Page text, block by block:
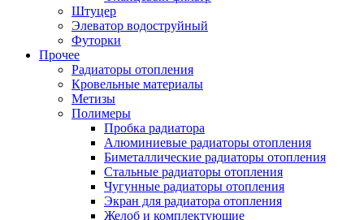
Штуцер
Элеватор водоструйный
Футорки
Прочее
Радиаторы отопления
Кровельные материалы
Метизы
Полимеры
Пробка радиатора
Алюминиевые радиаторы отопления
Биметаллические радиаторы отопления
Стальные радиаторы отопления
Чугунные радиаторы отопления
Экран для радиатора отопления
Желоб и комплектующие